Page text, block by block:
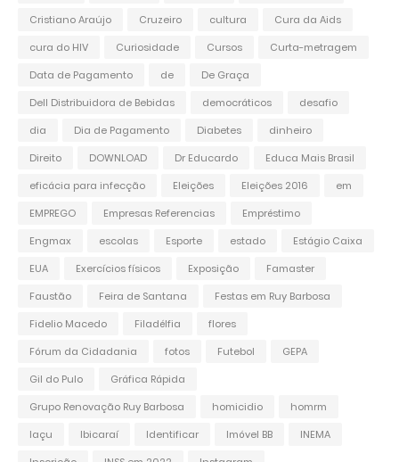
Cristiano Araújo
Cruzeiro cultura
Cura da Aids
cura do HIV
Curiosidade Cursos
Curta-metragem
Data de Pagamento
de
De Graça
Dell Distribuidora de Bebidas
democráticos
desafio
dia
Dia de Pagamento Diabetes
dinheiro
Direito
DOWNLOAD Dr Educardo
Educa Mais Brasil
eficácia para infecção
Eleições Eleições 2016
em
EMPREGO
Empresas Referencias
Empréstimo
Engmax
escolas Esporte estado
Estágio Caixa
EUA
Exercícios físicos Exposição
Famaster
Faustão
Feira de Santana
Festas em Ruy Barbosa
Fidelio Macedo
Filadélfia
flores
Fórum da Cidadania
fotos Futebol
GEPA
Gil do Pulo
Gráfica Rápida
Grupo Renovação Ruy Barbosa
homicidio
homrm
Iaçu
Ibicaraí Identificar Imóvel BB
INEMA